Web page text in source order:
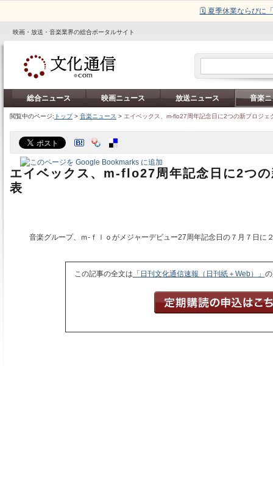
🗓️ 夏季休業ならびに
映画・放送・音楽業界の総合ポータルサイト
総合ニュース 映画ニュース 放送ニュース 音楽
閲覧中のページ: トップ> 音楽ニュース > エイベックス、m-flo27周年記念日に2つの新プロジェ
エイベックス、m-flo27周年記念日に2つ
表
音楽グループ、ｍ‐ｆｌｏがメジャーデビュー27周年記念日の７月７日
この記事の全文は 「日刊文化通信速報（日刊紙＋Web）」